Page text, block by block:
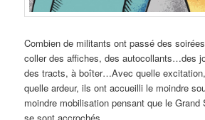
Combien de militants ont passé des
coller des affiches, des autocollants…des
des tracts, à boîter…Avec quelle
quelle ardeur, ils ont accueilli le moindre
moindre mobilisation pensant que le